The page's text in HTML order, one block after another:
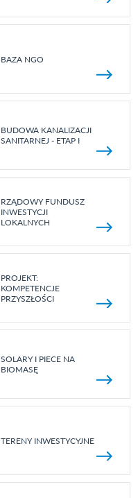
BAZA NGO
BUDOWA KANALIZACJI
SANITARNEJ - ETAP I
RZĄDOWY FUNDUSZ
INWESTYCJI
LOKALNYCH
PROJEKT:
KOMPETENCJE
PRZYSZŁOŚCI
SOLARY I PIECE NA
BIOMASĘ
TERENY INWESTYCYJNE